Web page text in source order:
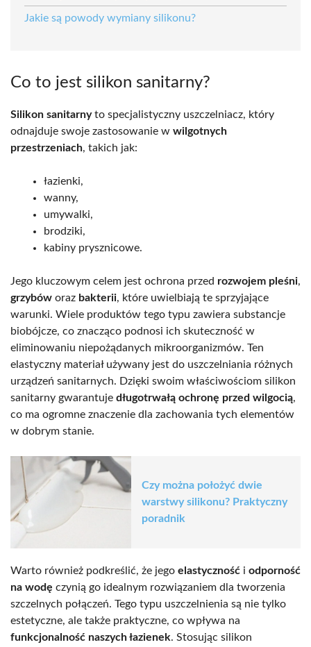
Jakie są powody wymiany silikonu?
Co to jest silikon sanitarny?
Silikon sanitarnyto specjalistyczny uszczelniacz, który
odnajduje swoje zastosowanie w wilgotnych
przestrzeniach, takich jak:
łazienki,
wanny,
umywalki,
brodziki,
kabiny prysznicowe.
Jego kluczowym celem jest ochrona przed rozwojem pleśni,
grzybów oraz bakterii, które uwielbiają te sprzyjające
warunki. Wiele produktów tego typu zawiera substancje
biobójcze, co znacząco podnosi ich skuteczność w
eliminowaniu niepożądanych mikroorganizmów. Ten
elastyczny materiał używany jest do uszczelniania różnych
urządzeń sanitarnych. Dzięki swoim właściwościom silikon
sanitarny gwarantuje długotrwałą ochronę przed wilgocią,
co ma ogromne znaczenie dla zachowania tych elementów
w dobrym stanie.
Czy można położyć dwie
warstwy silikonu? Praktyczny
poradnik
Warto również podkreślić, że jego elastyczność i odporność
na wodę czynią go idealnym rozwiązaniem dla tworzenia
szczelnych połączeń. Tego typu uszczelnienia są nie tylko
estetyczne, ale także praktyczne, co wpływa na
funkcjonalność naszych łazienek. Stosując silikon